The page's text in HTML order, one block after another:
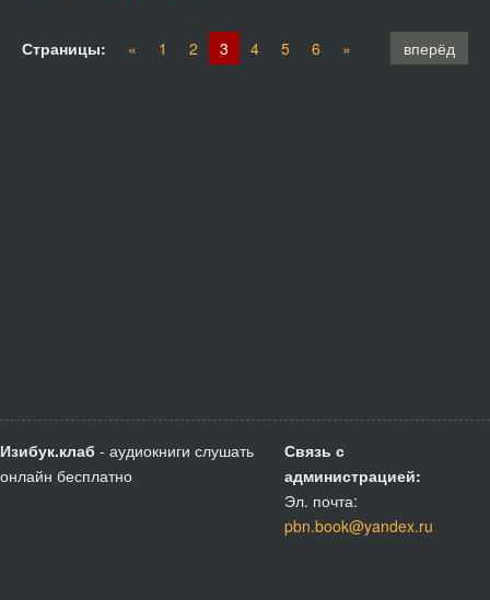
вперёд
Страницы: « 1 2 3 4 5 6 »
Изибук.клаб - аудиокниги слушать
онлайн бесплатно
Связь с
администрацией:
Эл. почта:
pbn.book@yandex.ru